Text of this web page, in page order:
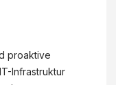
proaktive
Infrastruktur